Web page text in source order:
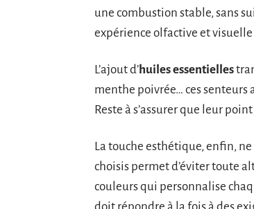
une combustion stable, sans
expérience olfactive et
L’ajout d’huiles essentielles
menthe poivrée… ces
Reste à s’assurer que leur
La touche esthétique, enfin,
choisis permet d’éviter toute
couleurs qui personnalise